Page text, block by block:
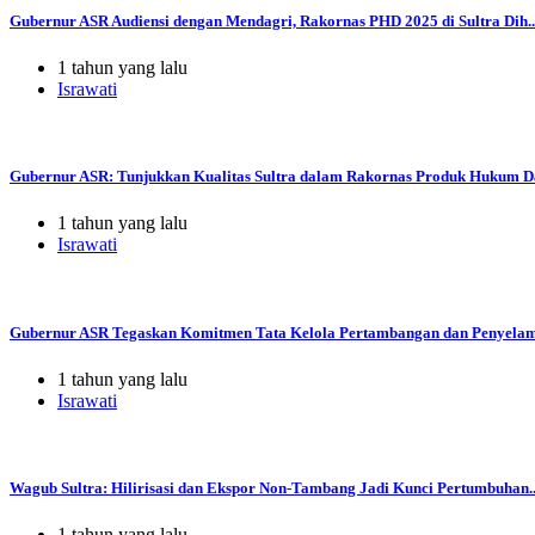
Gubernur ASR Audiensi dengan Mendagri, Rakornas PHD 2025 di Sultra
1 tahun yang lalu
Israwati
Gubernur ASR: Tunjukkan Kualitas Sultra dalam Rakornas Produk Hukum
1 tahun yang lalu
Israwati
Gubernur ASR Tegaskan Komitmen Tata Kelola Pertambangan dan
1 tahun yang lalu
Israwati
Wagub Sultra: Hilirisasi dan Ekspor Non-Tambang Jadi Kunci